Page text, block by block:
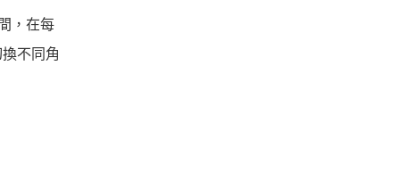
，在每
不同角